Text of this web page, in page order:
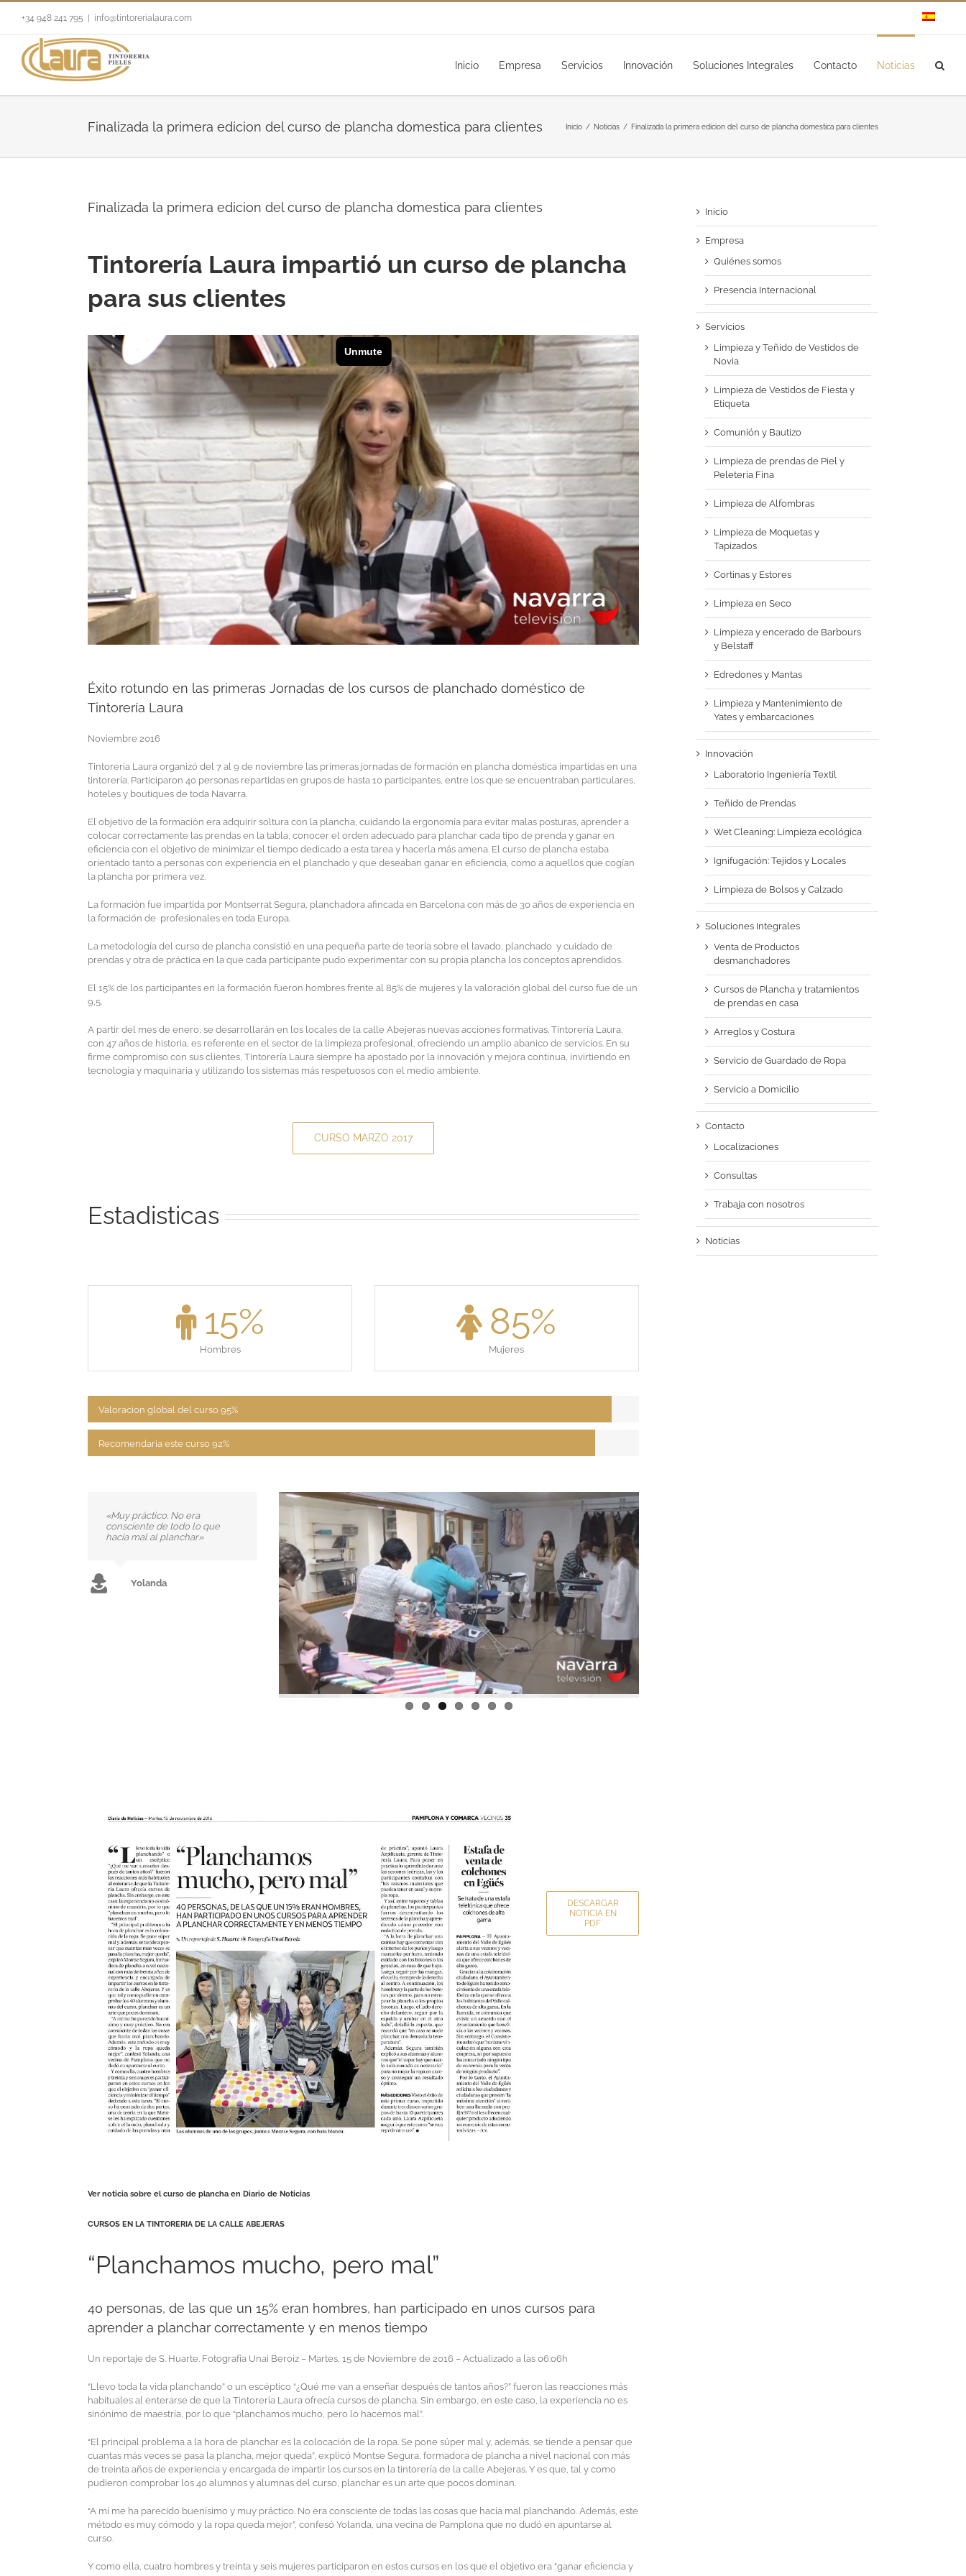
+34 948 241 795 info@tintorerialaura.com
Inicio Empresa Servicios Innovación Soluciones Integrales Contacto Noticias
Finalizada la primera edicion del curso de plancha domestica para clientes Inicio / Noticias / Finalizada la primera edicion del curso de plancha domestica para clientes
Finalizada la primera edicion del curso de plancha domestica para clientes
Tintorería Laura impartió un curso de plancha
para sus clientes
Éxito rotundo en las primeras Jornadas de los cursos de planchado doméstico de
Tintorería Laura
Noviembre 2016
Tintorería Laura organizó del 7 al 9 de noviembre las primeras jornadas de formación en plancha doméstica impartidas en una
tintorería. Participaron 40 personas repartidas en grupos de hasta 10 participantes, entre los que se encuentraban particulares,
hoteles y boutiques de toda Navarra.
El objetivo de la formación era adquirir soltura con la plancha, cuidando la ergonomía para evitar malas posturas, aprender a
colocar correctamente las prendas en la tabla, conocer el orden adecuado para planchar cada tipo de prenda y ganar en
eficiencia con el objetivo de minimizar el tiempo dedicado a esta tarea y hacerla más amena. El curso de plancha estaba
orientado tanto a personas con experiencia en el planchado y que deseaban ganar en eficiencia, como a aquellos que cogían
la plancha por primera vez.
La formación fue impartida por Montserrat Segura, planchadora afincada en Barcelona con más de 30 años de experiencia en
la formación de profesionales en toda Europa.
La metodología del curso de plancha consistió en una pequeña parte de teoría sobre el lavado, planchado y cuidado de
prendas y otra de práctica en la que cada participante pudo experimentar con su propia plancha los conceptos aprendidos.
El 15% de los participantes en la formación fueron hombres frente al 85% de mujeres y la valoración global del curso fue de un
9,5.
A partir del mes de enero, se desarrollarán en los locales de la calle Abejeras nuevas acciones formativas. Tintorería Laura,
con 47 años de historia, es referente en el sector de la limpieza profesional, ofreciendo un amplio abanico de servicios. En su
firme compromiso con sus clientes, Tintorería Laura siempre ha apostado por la innovación y mejora continua, invirtiendo en
tecnología y maquinaria y utilizando los sistemas más respetuosos con el medio ambiente.
CURSO MARZO 2017
Estadisticas
15%
Hombres
85%
Mujeres
Valoracion global del curso 95%
Recomendaria este curso 92%
«A planchar nos enseñan
nuestras madres y a ellas sus
madres. No se me ocurría que
DESCARGAR
NOTICIA EN
PDF
Ver noticia sobre el curso de plancha en Diario de Noticias
CURSOS EN LA TINTORERIA DE LA CALLE ABEJERAS
“Planchamos mucho, pero mal”
40 personas, de las que un 15% eran hombres, han participado en unos cursos para
aprender a planchar correctamente y en menos tiempo
Un reportaje de S. Huarte. Fotografía Unai Beroiz – Martes, 15 de Noviembre de 2016 – Actualizado a las 06:06h
“Llevo toda la vida planchando” o un escéptico “¿Qué me van a enseñar después de tantos años?” fueron las reacciones más
habituales al enterarse de que la Tintorería Laura ofrecía cursos de plancha. Sin embargo, en este caso, la experiencia no es
sinónimo de maestría, por lo que “planchamos mucho, pero lo hacemos mal”.
“El principal problema a la hora de planchar es la colocación de la ropa. Se pone súper mal y, además, se tiende a pensar que
cuantas más veces se pasa la plancha, mejor queda”, explicó Montse Segura, formadora de plancha a nivel nacional con más
de treinta años de experiencia y encargada de impartir los cursos en la tintorería de la calle Abejeras. Y es que, tal y como
pudieron comprobar los 40 alumnos y alumnas del curso, planchar es un arte que pocos dominan.
“A mí me ha parecido buenísimo y muy práctico. No era consciente de todas las cosas que hacía mal planchando. Además, este
método es muy cómodo y la ropa queda mejor”, confesó Yolanda, una vecina de Pamplona que no dudó en apuntarse al
curso.
Y como ella, cuatro hombres y treinta y seis mujeres participaron en estos cursos en los que el objetivo era “ganar eficiencia y
Inicio
Empresa
Quiénes somos
Presencia Internacional
Servicios
Limpieza y Teñido de Vestidos de
Novia
Limpieza de Vestidos de Fiesta y
Etiqueta
Comunión y Bautizo
Limpieza de prendas de Piel y
Peleteria Fina
Limpieza de Alfombras
Limpieza de Moquetas y
Tapizados
Cortinas y Estores
Limpieza en Seco
Limpieza y encerado de Barbours
y Belstaff
Edredones y Mantas
Limpieza y Mantenimiento de
Yates y embarcaciones
Innovación
Laboratorio Ingeniería Textil
Teñido de Prendas
Wet Cleaning: Limpieza ecológica
Ignifugación: Tejidos y Locales
Limpieza de Bolsos y Calzado
Soluciones Integrales
Venta de Productos
desmanchadores
Cursos de Plancha y tratamientos
de prendas en casa
Arreglos y Costura
Servicio de Guardado de Ropa
Servicio a Domicilio
Contacto
Localizaciones
Consultas
Trabaja con nosotros
Noticias